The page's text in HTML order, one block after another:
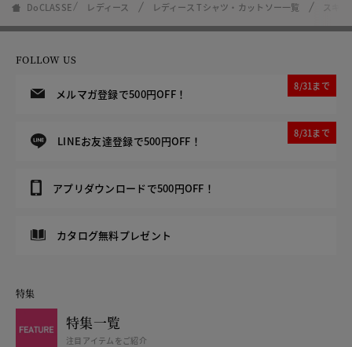
DoCLASSE レディース レディース Tシャツ・カットソー一覧 スキ
FOLLOW US
メルマガ登録で500円OFF！
8/31まで
LINEお友達登録で500円OFF！
8/31まで
アプリダウンロードで500円OFF！
カタログ無料プレゼント
特集
特集一覧
注目アイテムをご紹介